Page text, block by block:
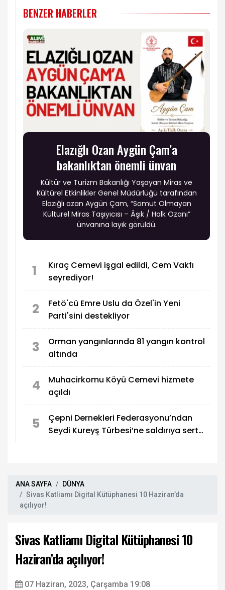
BENZER HABERLER
Elazığlı Ozan Aygün Çam’a
bakanlıktan önemli ünvan
Kültür ve Turizm Bakanlığı Yaşayan Miras ve
Kültürel Etkinlikler Genel Müdürlüğü tarafından
Elazığlı ozan Aygün Çam, “Somut Olmayan
Kültürel Miras Taşıyıcısı – Âşık / Halk Ozanı”
ünvanına layık görüldü.
1
Kıraç Cemevi işgal edildi, Cem Vakfı
seyrediyor!
2
Fetö'cü Emre Uslu da Özel'in Yeni
Parti'sini destekliyor
3
Orman yangınlarında 81 yangın kontrol
altında
4
Muhacirkomu Köyü Cemevi hizmete
açıldı
5
Çepni Dernekleri Federasyonu’ndan
Seydi Kureyş Türbesi’ne saldırıya sert
ANA SAYFA
DÜNYA
Sivas Katliamı Digital Kütüphanesi 10 Haziran’da
açılıyor!
Sivas Katliamı Digital Kütüphanesi 10
Haziran’da açılıyor!
07 Haziran, 2023, Çarşamba 19:08